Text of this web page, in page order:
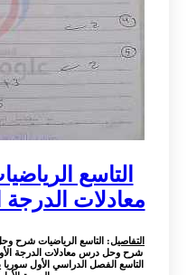
التاسع
معادلات
التفاصيل: التاسع الرياضيات شرح
شرح وحل درس معادلات الدرجة
التاسع الفصل الدراسي الأول